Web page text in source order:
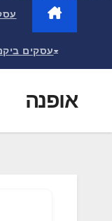
עסקים
אופנה